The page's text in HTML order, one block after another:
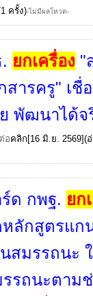
ครั้ง)-ไม่มีผลโหวต-
ยกเครื่อง "
สารครู" เ
พัฒนาได้จ
อคลิก[16 มิ.ย. 2569](
ด กพฐ. ยก
ลักสูตรแก
สมรรถนะ
รถนะตาม